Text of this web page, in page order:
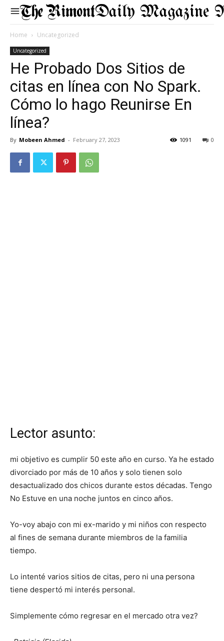
Daily Magazine
Home Uncategorized
Uncategorized
He Probado Dos Sitios de
citas en línea con No Spark.
Cómo lo hago Reunirse En
línea?
By Mobeen Ahmed - February 27, 2023 0
1091
Lector asunto:
mi objetivo es cumplir 50 este año en curso. Ya he estado
divorciado por más de 10 años y solo tienen solo
desactualizado dos chicos durante estos décadas. Tengo
No Estuve en una noche juntos en cinco años.
Yo-voy abajo con mi ex-marido y mi niños con respecto
al fines de semana durante miembros de la familia
tiempo.
Lo intenté varios sitios de citas, pero ni una persona
tiene despertó mi interés personal.
Simplemente cómo regresar en el mercado otra vez?